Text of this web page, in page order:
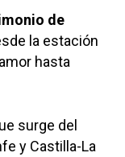
de
la estación
hasta
surge del
y Castilla-La